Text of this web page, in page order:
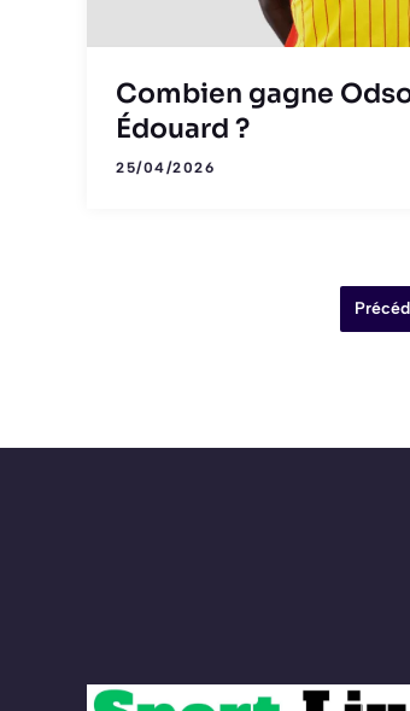
Combien gagne
Édouard ?
25/04/2026